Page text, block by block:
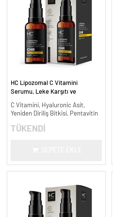
HC Lipozomal C Vitamini
Serumu, Leke Karşıtı ve
C Vitamini, Hyaluronic Asit,
Yeniden Diriliş Bitkisi, Pentavitin
TÜKENDİ